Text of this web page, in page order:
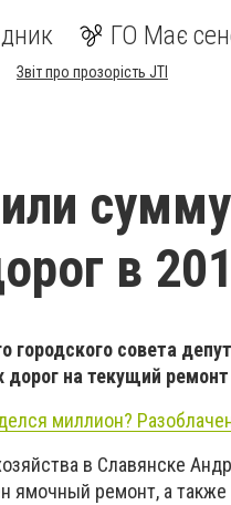
ГО Має
Звіт про прозорість JTI
в
городского совета
на текущий ремонт
миллион?
в Славянске
ямочный ремонт, а также